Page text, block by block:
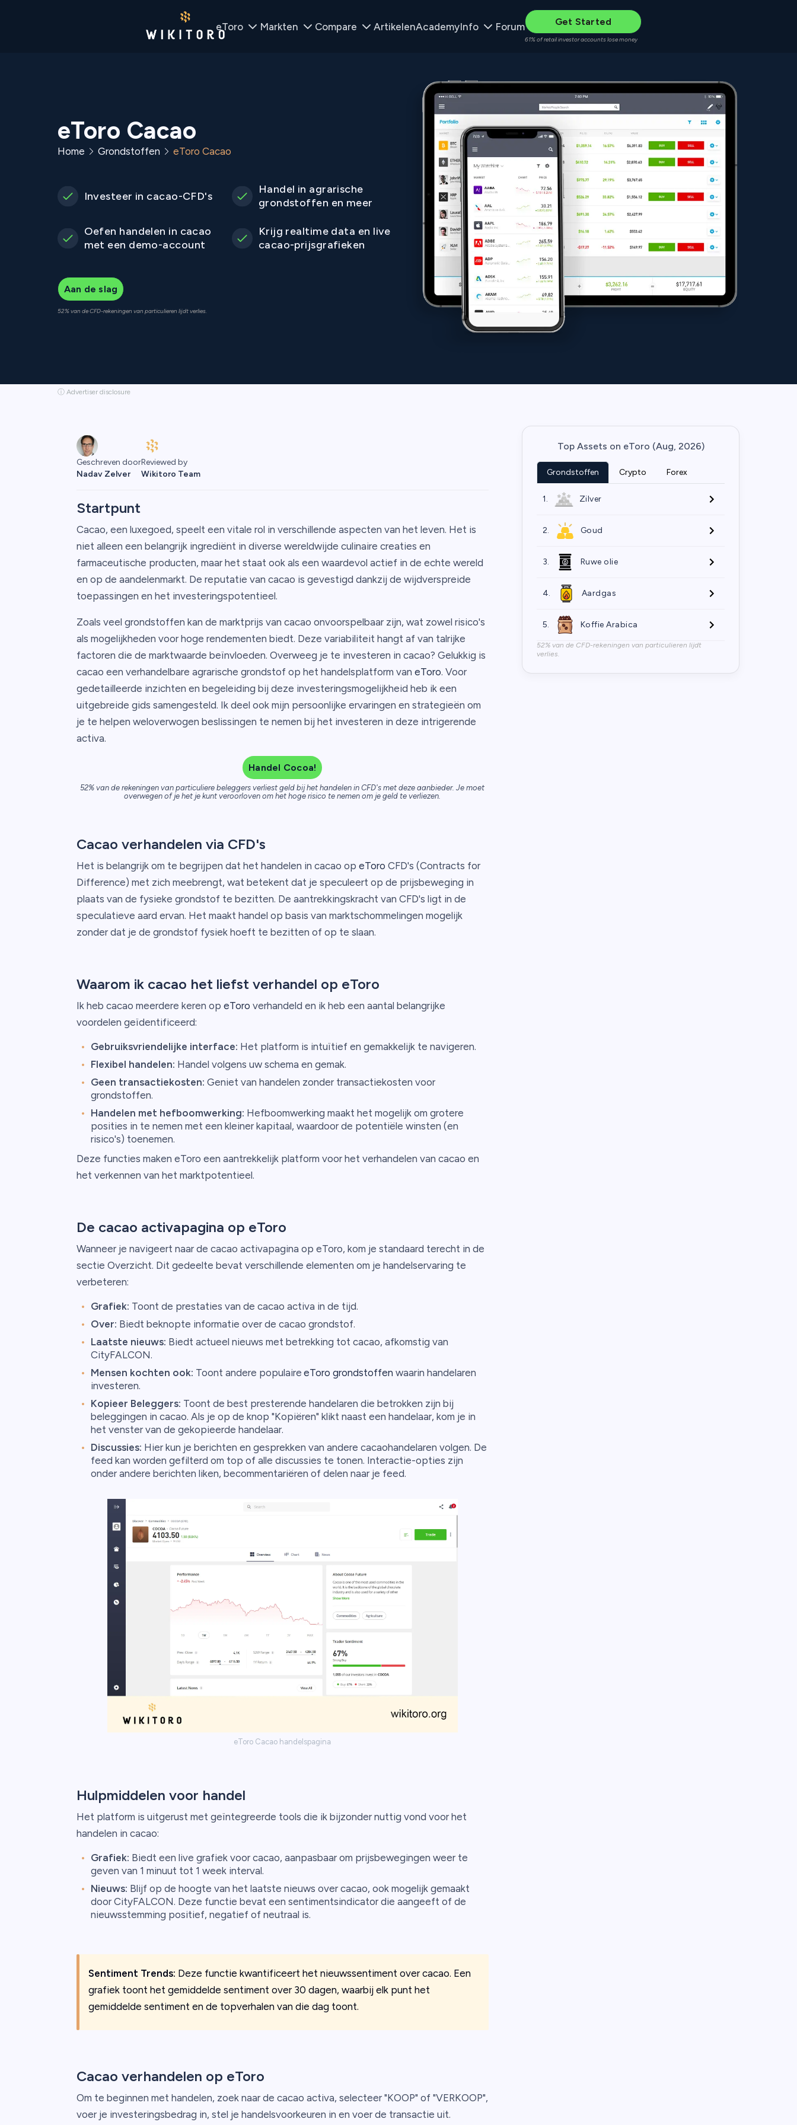
eToro Markten Compare ArtikelenAcademyInfo Forum Get Started
61% of retail investor accounts lose money
eToro Cacao
Home Grondstoffen eToro Cacao
Investeer in cacao-CFD's
Handel in agrarische
grondstoffen en meer
Oefen handelen in cacao
met een demo-account
Krijg realtime data en live
cacao-prijsgrafieken
Aan de slag
52% van de CFD-rekeningen van particulieren lijdt verlies.
ⓘ Advertiser disclosure
Geschreven door
Nadav Zelver
Reviewed by
Wikitoro Team
Startpunt
Cacao, een luxegoed, speelt een vitale rol in verschillende aspecten van het leven. Het is
niet alleen een belangrijk ingrediënt in diverse wereldwijde culinaire creaties en
farmaceutische producten, maar het staat ook als een waardevol actief in de echte wereld
en op de aandelenmarkt. De reputatie van cacao is gevestigd dankzij de wijdverspreide
toepassingen en het investeringspotentieel.
Zoals veel grondstoffen kan de marktprijs van cacao onvoorspelbaar zijn, wat zowel risico's
als mogelijkheden voor hoge rendementen biedt. Deze variabiliteit hangt af van talrijke
factoren die de marktwaarde beïnvloeden. Overweeg je te investeren in cacao? Gelukkig is
cacao een verhandelbare agrarische grondstof op het handelsplatform van eToro. Voor
gedetailleerde inzichten en begeleiding bij deze investeringsmogelijkheid heb ik een
uitgebreide gids samengesteld. Ik deel ook mijn persoonlijke ervaringen en strategieën om
je te helpen weloverwogen beslissingen te nemen bij het investeren in deze intrigerende
activa.
Handel Cocoa!
52% van de rekeningen van particuliere beleggers verliest geld bij het handelen in CFD's met deze aanbieder. Je moet
overwegen of je het je kunt veroorloven om het hoge risico te nemen om je geld te verliezen.
Cacao verhandelen via CFD's
Het is belangrijk om te begrijpen dat het handelen in cacao op eToro CFD's (Contracts for
Difference) met zich meebrengt, wat betekent dat je speculeert op de prijsbeweging in
plaats van de fysieke grondstof te bezitten. De aantrekkingskracht van CFD's ligt in de
speculatieve aard ervan. Het maakt handel op basis van marktschommelingen mogelijk
zonder dat je de grondstof fysiek hoeft te bezitten of op te slaan.
Waarom ik cacao het liefst verhandel op eToro
Ik heb cacao meerdere keren op eToro verhandeld en ik heb een aantal belangrijke
voordelen geïdentificeerd:
Gebruiksvriendelijke interface: Het platform is intuïtief en gemakkelijk te navigeren.
Flexibel handelen: Handel volgens uw schema en gemak.
Geen transactiekosten: Geniet van handelen zonder transactiekosten voor
grondstoffen.
Handelen met hefboomwerking: Hefboomwerking maakt het mogelijk om grotere
posities in te nemen met een kleiner kapitaal, waardoor de potentiële winsten (en
risico's) toenemen.
Deze functies maken eToro een aantrekkelijk platform voor het verhandelen van cacao en
het verkennen van het marktpotentieel.
De cacao activapagina op eToro
Wanneer je navigeert naar de cacao activapagina op eToro, kom je standaard terecht in de
sectie Overzicht. Dit gedeelte bevat verschillende elementen om je handelservaring te
verbeteren:
Grafiek: Toont de prestaties van de cacao activa in de tijd.
Over: Biedt beknopte informatie over de cacao grondstof.
Laatste nieuws: Biedt actueel nieuws met betrekking tot cacao, afkomstig van
CityFALCON.
Mensen kochten ook: Toont andere populaireeToro grondstoffen waarin handelaren
investeren.
Kopieer Beleggers: Toont de best presterende handelaren die betrokken zijn bij
beleggingen in cacao. Als je op de knop "Kopiëren" klikt naast een handelaar, kom je in
het venster van de gekopieerde handelaar.
Discussies: Hier kun je berichten en gesprekken van andere cacaohandelaren volgen. De
feed kan worden gefilterd om top of alle discussies te tonen. Interactie-opties zijn
onder andere berichten liken, becommentariëren of delen naar je feed.
eToro Cacao handelspagina
Hulpmiddelen voor handel
Het platform is uitgerust met geïntegreerde tools die ik bijzonder nuttig vond voor het
handelen in cacao:
Grafiek: Biedt een live grafiek voor cacao, aanpasbaar om prijsbewegingen weer te
geven van 1 minuut tot 1 week interval.
Nieuws: Blijf op de hoogte van het laatste nieuws over cacao, ook mogelijk gemaakt
door CityFALCON. Deze functie bevat een sentimentsindicator die aangeeft of de
nieuwsstemming positief, negatief of neutraal is.
Sentiment Trends: Deze functie kwantificeert het nieuwssentiment over cacao. Een
grafiek toont het gemiddelde sentiment over 30 dagen, waarbij elk punt het
gemiddelde sentiment en de topverhalen van die dag toont.
Cacao verhandelen op eToro
Om te beginnen met handelen, zoek naar de cacao activa, selecteer "KOOP" of "VERKOOP",
voer je investeringsbedrag in, stel je handelsvoorkeuren in en voer de transactie uit.
Top Assets on eToro (Aug, 2026)
Grondstoffen Crypto Forex
1. Zilver
2. Goud
3. Ruwe olie
4. Aardgas
5. Koffie Arabica
52% van de CFD-rekeningen van particulieren lijdt
verlies.